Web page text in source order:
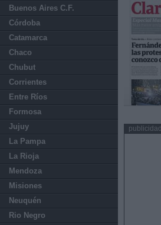
Buenos Aires C.F.
Córdoba
Catamarca
Chaco
Chubut
Corrientes
Entre Ríos
Formosa
Jujuy
La Pampa
La Rioja
Mendoza
Misiones
Neuquén
Rio Negro
publicidad